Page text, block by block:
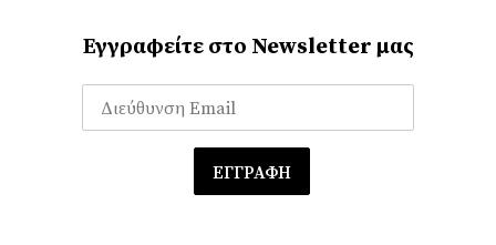
Εγγραφείτε στο Newsletter μας